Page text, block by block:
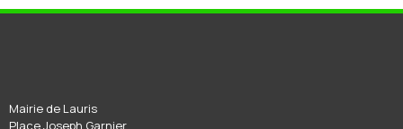
Mairie de Lauris
Place Joseph Garnier